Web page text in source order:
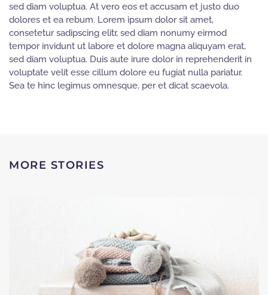
sed diam voluptua. At vero eos et accusam et justo duo
dolores et ea rebum. Lorem ipsum dolor sit amet,
consetetur sadipscing elitr, sed diam nonumy eirmod
tempor invidunt ut labore et dolore magna aliquyam erat,
sed diam voluptua. Duis aute irure dolor in reprehenderit in
voluptate velit esse cillum dolore eu fugiat nulla pariatur.
Sea te hinc legimus omnesque, per et dicat scaevola.
MORE STORIES